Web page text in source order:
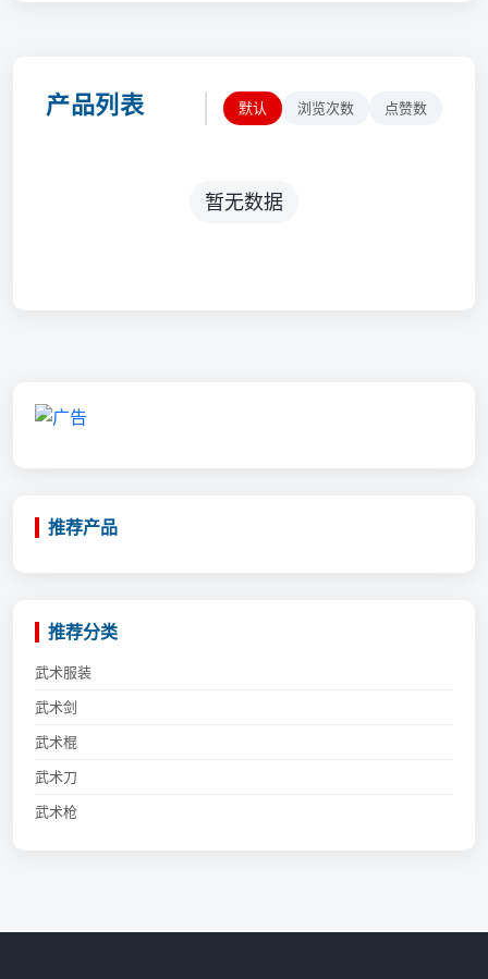
产品列表 默认 浏览次数 点赞数
暂无数据
推荐产品
推荐分类
武术服装
武术剑
武术棍
武术刀
武术枪